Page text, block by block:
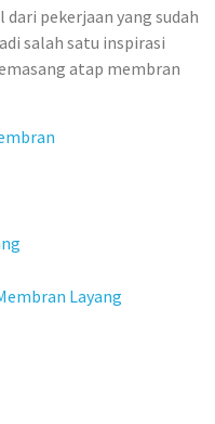
pekerjaan yang sudah
salah satu inspirasi
atap membran